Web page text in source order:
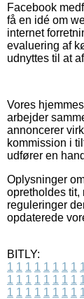
Facebook
få en idé om
internet
evaluering af
udnyttes til at
Vores
arbejder
annoncerer
kommission i
udfører en
Oplysninger
opretholdes tit,
reguleringer
opdaterede
BITLY:
1 1 1 1 1 1 1 1
1 1 1 1 1 1 1 1
1 1 1 1 1 1 1 1